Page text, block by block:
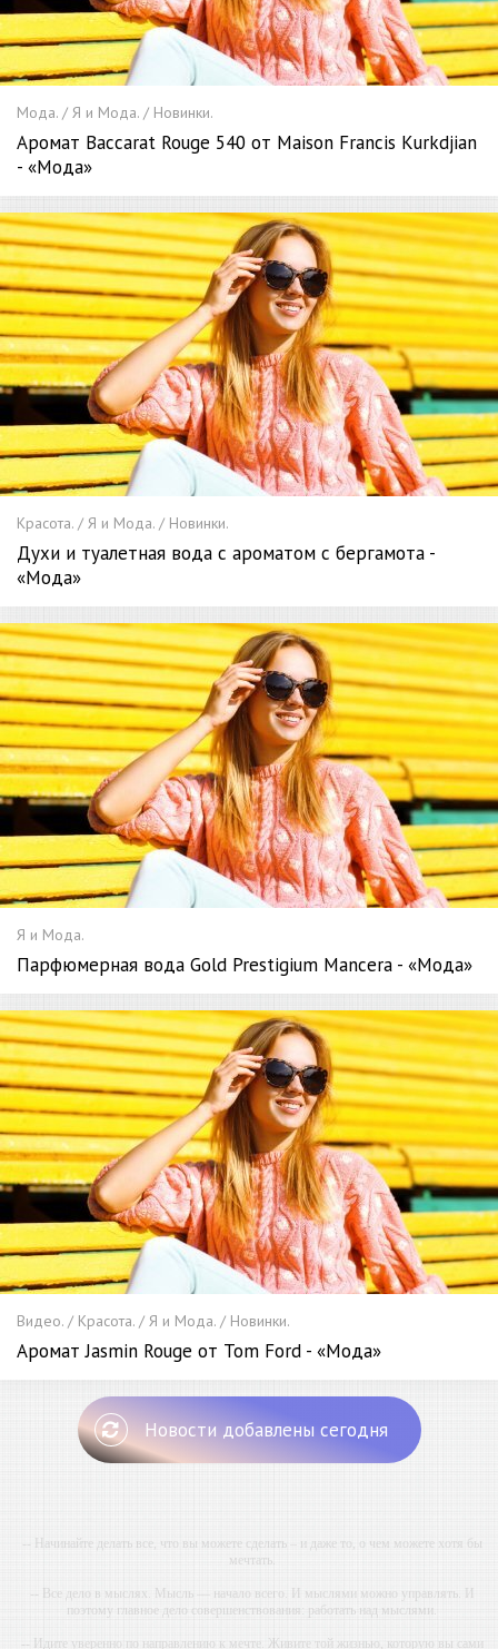
Мода. / Я и Мода. / Новинки.
Аромат Baccarat Rouge 540 от Maison Francis Kurkdjian
- «Мода»
Красота. / Я и Мода. / Новинки.
Духи и туалетная вода с ароматом с бергамота -
«Мода»
Я и Мода.
Парфюмерная вода Gold Prestigium Mancera - «Мода»
Видео. / Красота. / Я и Мода. / Новинки.
Аромат Jasmin Rouge от Tom Ford - «Мода»
Новости добавлены сегодня
-- Начинайте делать все, что вы можете сделать – и даже то, о чем можете хотя бы
мечтать.
-- Все дело в мыслях. Мысль — начало всего. И мыслями можно управлять. И
поэтому главное дело совершенствования: работать над мыслями.
-- Идите уверенно по направлению к мечте. Живите той жизнью, которую вы сами